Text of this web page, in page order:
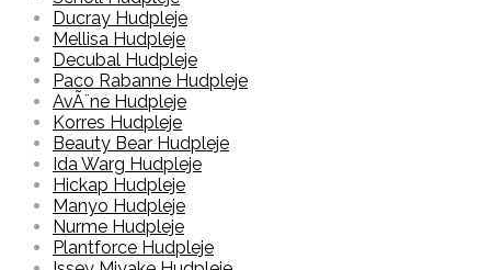
Ducray Hudpleje
Mellisa Hudpleje
Decubal Hudpleje
Paco Rabanne Hudpleje
AvÃ¨ne Hudpleje
Korres Hudpleje
Beauty Bear Hudpleje
Ida Warg Hudpleje
Hickap Hudpleje
Manyo Hudpleje
Nurme Hudpleje
Plantforce Hudpleje